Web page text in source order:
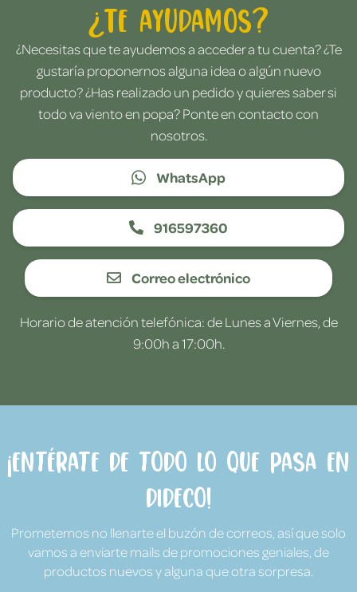
¿Te ayudamos?
¿Necesitas que te ayudemos a acceder a tu cuenta? ¿Te
gustaría proponernos alguna idea o algún nuevo
producto? ¿Has realizado un pedido y quieres saber si
todo va viento en popa? Ponte en contacto con
nosotros.
WhatsApp
916597360
Correo electrónico
Horario de atención telefónica: de Lunes a Viernes, de
9:00h a 17:00h.
¡Entérate de todo lo que pasa en
Dideco!
Prometemos no llenarte el buzón de correos, así que solo
vamos a enviarte mails de promociones geniales, de
productos nuevos y alguna que otra sorpresa.